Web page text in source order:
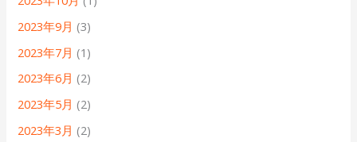
2023年9月 (3)
2023年7月 (1)
2023年6月 (2)
2023年5月 (2)
2023年3月 (2)